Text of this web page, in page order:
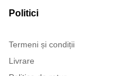
Politici
Termeni și condiții
Livrare